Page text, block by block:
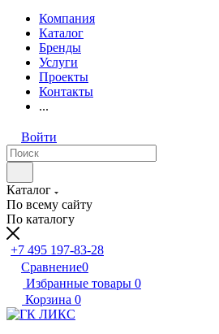
Компания
Каталог
Бренды
Услуги
Проекты
Контакты
...
Войти
Каталог
По всему сайту
По каталогу
+7 495 197-83-28
Сравнение0
Избранные товары 0
Корзина 0